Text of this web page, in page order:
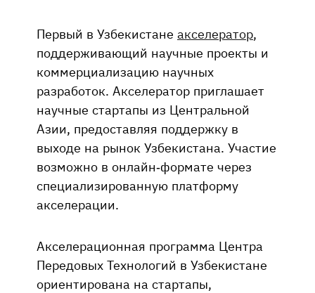
Первый в Узбекистане акселератор,
поддерживающий научные проекты и
коммерциализацию научных
разработок. Акселератор приглашает
научные стартапы из Центральной
Азии, предоставляя поддержку в
выходе на рынок Узбекистана. Участие
возможно в онлайн-формате через
специализированную платформу
акселерации.
Акселерационная программа Центра
Передовых Технологий в Узбекистане
ориентирована на стартапы,